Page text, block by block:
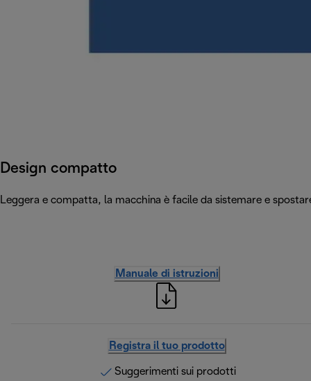
Design compatto
Leggera e compatta, la macchina è facile da sistemare e
Manuale di istruzioni
Registra il tuo prodotto
Suggerimenti sui prodotti